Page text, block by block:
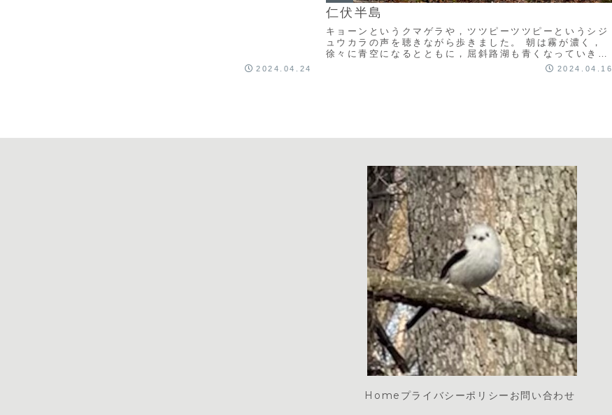
2024.04.24
仁伏半島
キョーンというクマゲラや，ツツピーツツピーというシジ
ュウカラの声を聴きながら歩きました。 朝は霧が濃く，
徐々に青空になるとともに，屈斜路湖も青くなっていきま
2024.04.16
Home プライバシーポリシー お問い合わせ